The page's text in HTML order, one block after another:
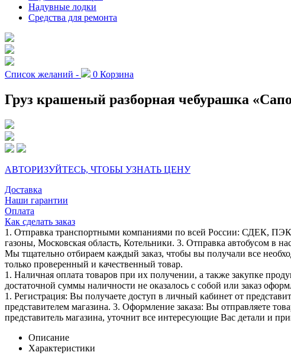
Надувные лодки
Средства для ремонта
Список желаний - 0 Корзина
Груз крашеный разборная чебурашка
АВТОРИЗУЙТЕСЬ, ЧТОБЫ УЗНАТЬ ЦЕНУ
Доставка
Наши гарантии
Оплата
Как сделать заказ
1. Отправка транспортными компаниями по всей России: СДЕК,
газоны, Московская область, Котельники. 3. Отправка автобусом в
Мы тщательно отбираем каждый заказ, чтобы вы получали все
только проверенный и качественный товар.
1. Наличная оплата товаров при их получении, а также закупке
достаточной суммы наличности не оказалось с собой или заказ
1. Регистрация: Вы получаете доступ в личный кабинет от
представителем магазина. 3. Оформление заказа: Вы отправляете
представитель магазина, уточнит все интересующие Вас детали и
Описание
Характеристики